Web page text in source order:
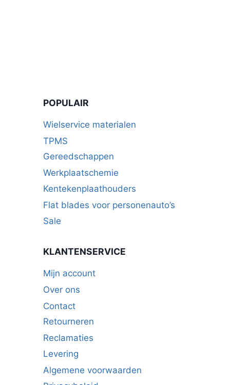
POPULAIR
Wielservice materialen
TPMS
Gereedschappen
Werkplaatschemie
Kentekenplaathouders
Flat blades voor personenauto’s
Sale
KLANTENSERVICE
Mijn account
Over ons
Contact
Retourneren
Reclamaties
Levering
Algemene voorwaarden